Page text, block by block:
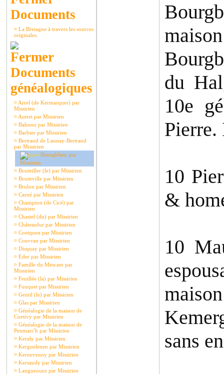
Documents
¤ La Bretagne à travers les sources
originales.
Documents
généalogiques
¤ Arrel (de Kermarquer) par
Missirien
¤ Autret par Missirien
¤ Bahuno par Missirien
¤ Barbier par Missirien
¤ Bertrand de Launay-Bertrand
par Missirien
Bourgblanc par
Missirien
¤ Bouteiller (le) par Missirien
¤ Bouteville par Missirien
¤ Brulon par Missirien
¤ Carné par Missirien
¤ Champion (de Cicé) par
Missirien
¤ Chastel (du) par Missirien
¤ Châteaufur par Missirien
¤ Coetquen par Missirien
¤ Couvran par Missirien
¤ Disquay par Missirien
¤ Eder par Missirien
¤ Famille du Mescam par
Missirien
¤ Feuillée (la) par Missirien
¤ Fouquet par Missirien
¤ Gentil (le) par Missirien
¤ Glas par Missirien
¤ Généalogie de la maison de
Coetivy par Missirien
¤ Généalogie de la maison de
Penmarc'h par Missirien
¤ Keraly par Missirien
¤ Kerguelenen par Missirien
¤ Kernevenoy par Missirien
¤ Kersaudy par Missirien
¤ Langueouez par Missirien
du
10e
10
&
10
sans